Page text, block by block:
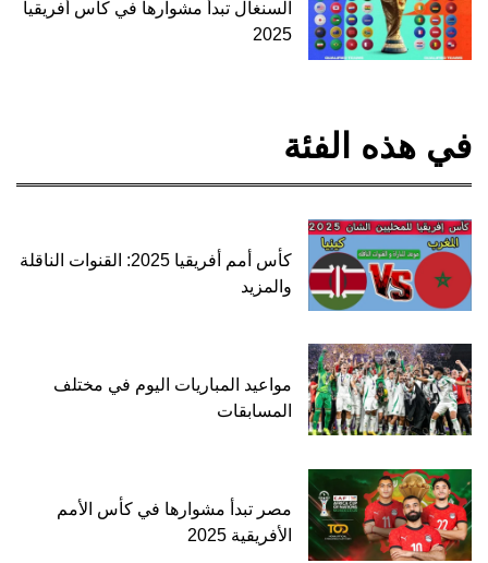
السنغال تبدأ مشوارها في كأس أفريقيا
2025
في هذه الفئة
كأس أمم أفريقيا 2025: القنوات الناقلة
والمزيد
مواعيد المباريات اليوم في مختلف
المسابقات
مصر تبدأ مشوارها في كأس الأمم
الأفريقية 2025